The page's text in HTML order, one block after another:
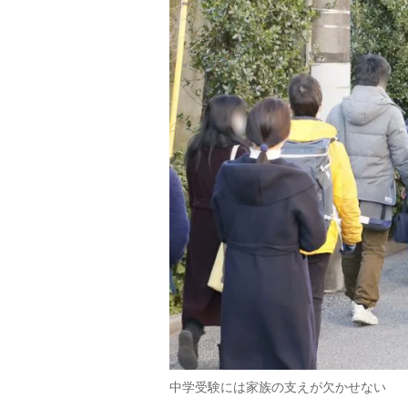
中学受験には家族の支えが欠かせない